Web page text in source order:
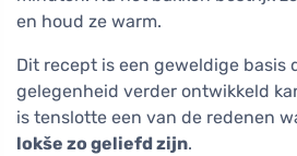
en houd ze warm.
Dit recept is een geweldige basis
gelegenheid verder ontwikkeld
is tenslotte een van de redenen
lokše zo geliefd zijn.